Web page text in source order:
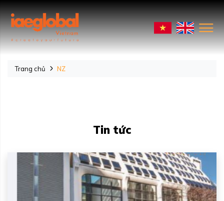
Trang chủ NZ
Tin tức